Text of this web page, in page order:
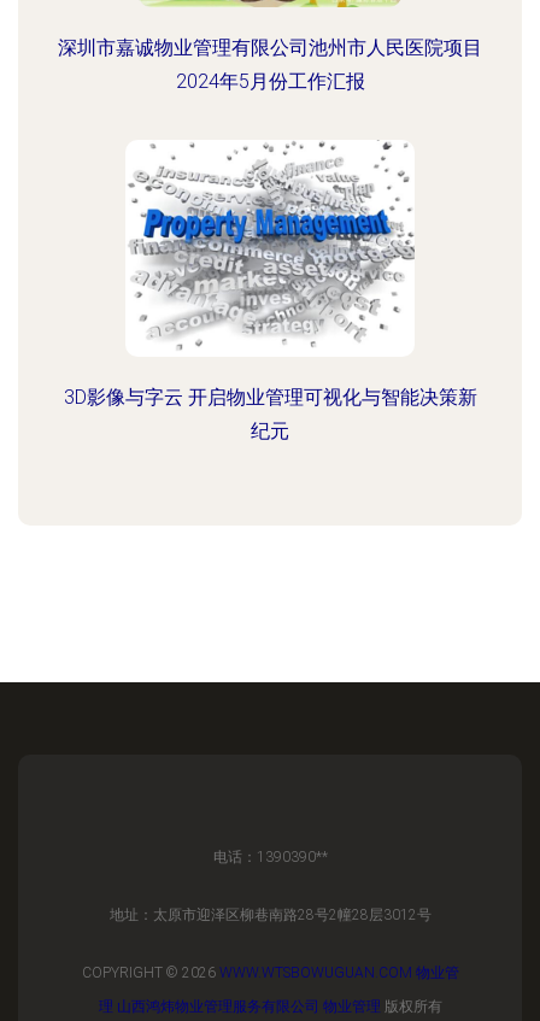
深圳市嘉诚物业管理有限公司池州市人民医院项目
2024年5月份工作汇报
3D影像与字云 开启物业管理可视化与智能决策新
纪元
电话：1390390**
地址：太原市迎泽区柳巷南路28号2幢28层3012号
COPYRIGHT © 2026 WWW.WTSBOWUGUAN.COM 物业管
理 山西鸿炜物业管理服务有限公司 物业管理 版权所有